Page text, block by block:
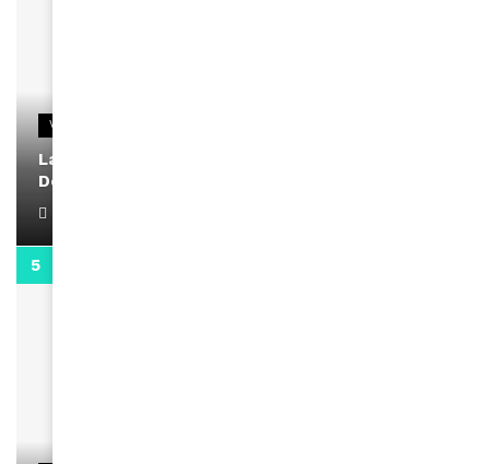
VIDEOS
La rubrique santé speciale coronavirus du
Docteur Makanda